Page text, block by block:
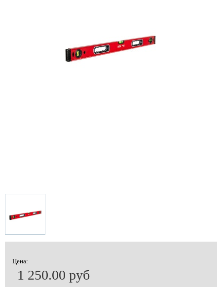
Цена:
1 250.00 руб